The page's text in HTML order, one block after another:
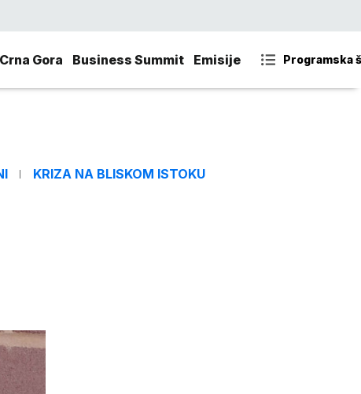
Crna Gora Business Summit Emisije Programska
KRIZA NA BLISKOM ISTOKU